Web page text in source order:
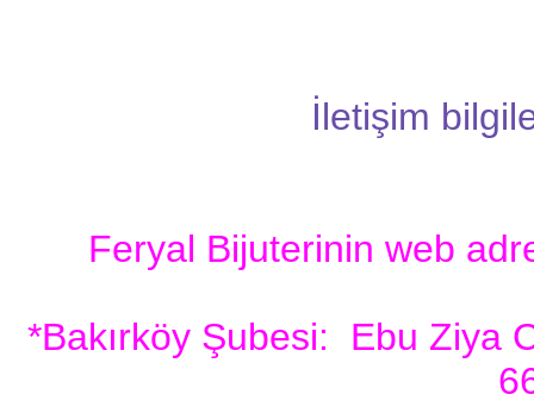
İletişim
Feryal Bijuterinin web
*Bakırköy Şubesi: Ebu Ziya